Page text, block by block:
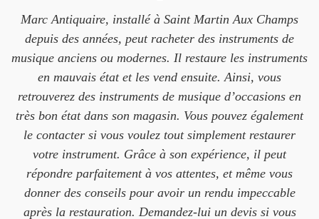
Marc Antiquaire, installé à Saint Martin Aux Champs
depuis des années, peut racheter des instruments de
musique anciens ou modernes. Il restaure les instruments
en mauvais état et les vend ensuite. Ainsi, vous
retrouverez des instruments de musique d’occasions en
très bon état dans son magasin. Vous pouvez également
le contacter si vous voulez tout simplement restaurer
votre instrument. Grâce à son expérience, il peut
répondre parfaitement à vos attentes, et même vous
donner des conseils pour avoir un rendu impeccable
après la restauration. Demandez-lui un devis si vous